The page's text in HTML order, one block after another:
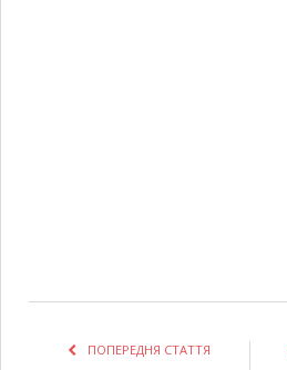
ПОПЕРЕДНЯ СТАТТЯ